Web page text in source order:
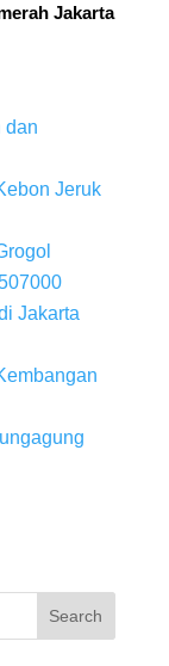
Jakarta
dan
Jeruk
Jakarta